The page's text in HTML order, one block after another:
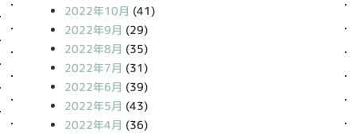
2022年10月 (41)
2022年9月 (29)
2022年8月 (35)
2022年7月 (31)
2022年6月 (39)
2022年5月 (43)
2022年4月 (36)